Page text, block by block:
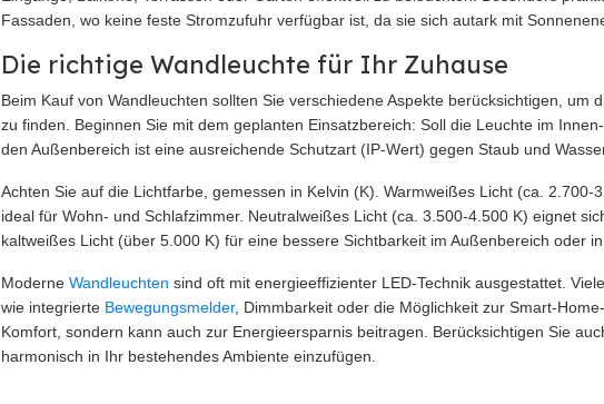
Fassaden, wo keine feste Stromzufuhr verfügbar ist, da sie sich autark mit
Die richtige Wandleuchte für Ihr Zuhause
Beim Kauf von Wandleuchten sollten Sie verschiedene Aspekte berücksichtigen, um
zu finden. Beginnen Sie mit dem geplanten Einsatzbereich: Soll die Leuchte im
den Außenbereich ist eine ausreichende Schutzart (IP-Wert) gegen Staub und
Achten Sie auf die Lichtfarbe, gemessen in Kelvin (K). Warmweißes Licht (ca. 2.700-
ideal für Wohn- und Schlafzimmer. Neutralweißes Licht (ca. 3.500-4.500 K) eignet
kaltweißes Licht (über 5.000 K) für eine bessere Sichtbarkeit im Außenbereich oder
Moderne Wandleuchten sind oft mit energieeffizienter LED-Technik ausgestattet.
wie integrierte Bewegungsmelder, Dimmbarkeit oder die Möglichkeit zur Smart-
Komfort, sondern kann auch zur Energieersparnis beitragen. Berücksichtigen Sie
harmonisch in Ihr bestehendes Ambiente einzufügen.